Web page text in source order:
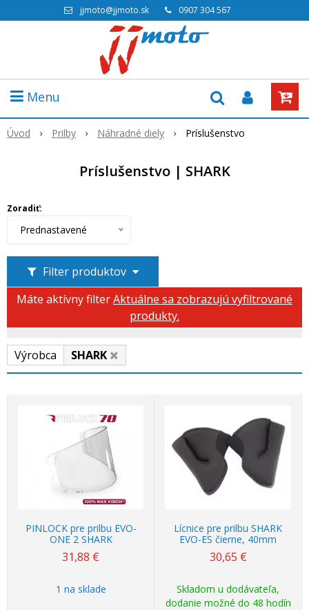
jjmoto@jjmoto.sk 0907 304 567
Menu
Úvod Prilby Náhradné diely Príslušenstvo
Príslušenstvo | SHARK
Filter produktov
Zoradiť:
Prednastavené
Máte aktívny filterAktuálne sa zobrazujú vyfiltrované
produkty.
Výrobca SHARK
PINLOCK pre prilbu EVO-
ONE 2 SHARK
31,88 €
1 na sklade
Lícnice pre prilbu SHARK
EVO-ES čierne, 40mm
30,65 €
Skladom u dodávateľa,
dodanie možné do 48 hodín